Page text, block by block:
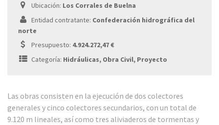
Ubicación: Los Corrales de Buelna
Entidad contratante: Confederación hidrográfica del
norte
Presupuesto: 4.924.272,47 €
Categoría: Hidráulicas, Obra Civil, Proyecto
Las obras consisten en la ejecución de dos colectores
generales y cinco colectores secundarios, con un total de
9.120 m lineales, así como tres aliviaderos de tormentas y